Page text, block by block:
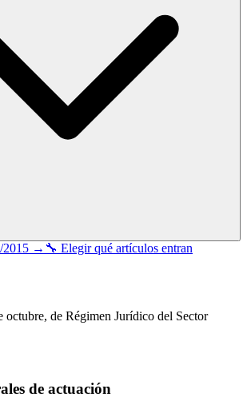
2015 → 🔧 Elegir qué artículos entran
octubre, de Régimen Jurídico del Sector
de actuación